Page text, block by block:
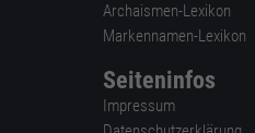
Archaismen-Lexikon
Markennamen-Lexikon
Seiteninfos
Impressum